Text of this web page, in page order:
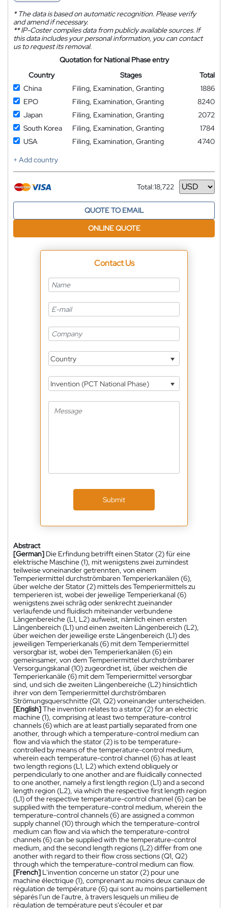
*The data is based on automatic recognition. Please verify
and amend if necessary.
**IP-Coster compiles data from publicly available sources. If
this data includes your personal information, you can contact
us to request its removal.
Quotation for National Phase entry
Country
Stages
Total
China
Filing, Examination, Granting
1886
EPO
Filing, Examination, Granting
8240
Japan
Filing, Examination, Granting
2072
South Korea
Filing, Examination, Granting
1784
USA
Filing, Examination, Granting
4740
+ Add country
Total:18,722
Currency
QUOTE TO EMAIL
ONLINE QUOTE
Contact Us
Country
Invention (PCT National Phase)
Submit
Abstract
[German] Die Erfindung betrifft einen Stator (2) für eine
elektrische Maschine (1), mit wenigstens zwei zumindest
teilweise voneinander getrennten, von einem
Temperiermittel durchströmbaren Temperierkanälen (6),
über welche der Stator (2) mittels des Temperiermittels zu
temperieren ist, wobei der jeweilige Temperierkanal (6)
wenigstens zwei schräg oder senkrecht zueinander
verlaufende und fluidisch miteinander verbundene
Längenbereiche (L1, L2) aufweist, nämlich einen ersten
Längenbereich (L1) und einen zweiten Längenbereich (L2),
über weichen der jeweilige erste Längenbereich (L1) des
jeweiligen Temperierkanals (6) mit dem Temperiermittel
versorgbar ist, wobei den Temperierkanälen (6) ein
gemeinsamer, von dem Temperiermittel durchströmbarer
Versorgungskanal (10) zugeordnet ist, über weichen die
Temperierkanäle (6) mit dem Temperiermittel versorgbar
sind, und sich die zweiten Längenbereiche (L2) hinsichtlich
ihrer von dem Temperiermittel durchströmbaren
Strömungsquerschnitte (Q1, Q2) voneinander unterscheiden.
[English]The invention relates to a stator (2) for an electric
machine (1), comprising at least two temperature-control
channels (6) which are at least partially separated from one
another, through which a temperature-control medium can
flow and via which the stator (2) is to be temperature-
controlled by means of the temperature-control medium,
wherein each temperature-control channel (6) has at least
two length regions (L1, L2) which extend obliquely or
perpendicularly to one another and are fluidically connected
to one another, namely a first length region (L1) and a second
length region (L2), via which the respective first length region
(L1) of the respective temperature-control channel (6) can be
supplied with the temperature-control medium, wherein the
temperature-control channels (6) are assigned a common
supply channel (10) through which the temperature-control
medium can flow and via which the temperature-control
channels (6) can be supplied with the temperature-control
medium, and the second length regions (L2) differ from one
another with regard to their flow cross sections (Q1, Q2)
through which the temperature-control medium can flow.
[French] L'invention concerne un stator (2) pour une
machine électrique (1), comprenant au moins deux canaux de
régulation de température (6) qui sont au moins partiellement
séparés l'un de l'autre, à travers lesquels un milieu de
régulation de température peut s'écouler et par